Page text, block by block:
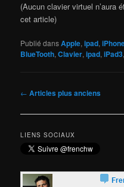
(Aucun clavier virtuel n’aura
cet article)
Publié dansApple,ipad,
BlueTooth,Clavier,ipad,iPad3
Navigation
articles
← Articles plus anciens
LIENS SOCIAUX